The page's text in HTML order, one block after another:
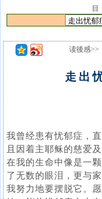
目
读後感>>
走出
我曾经患有忧郁症，
且因着主耶稣的慈爱
在我的生命中像是一
了无数的眼泪，更与
我努力地要摆脱它。